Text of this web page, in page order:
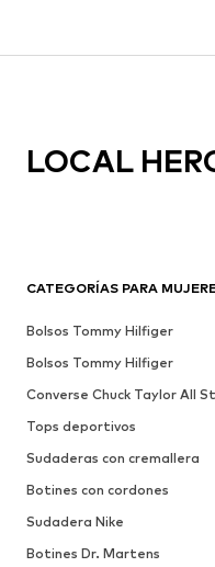
CATEGORÍAS PARA
Bolsos Tommy Hilfiger
Bolsos Tommy Hilfiger
Converse Chuck Taylor All
Tops deportivos
Sudaderas con cremallera
Botines con cordones
Sudadera Nike
Botines Dr. Martens
LOCAL